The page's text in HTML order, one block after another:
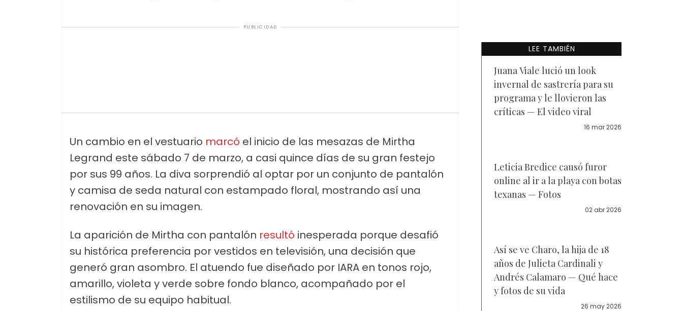
PUBLICIDAD
Un cambio en el vestuario marcó el inicio de las mesazas de Mirtha
Legrand este sábado 7 de marzo, a casi quince días de su gran festejo
por sus 99 años. La diva sorprendió al optar por un conjunto de pantalón
y camisa de seda natural con estampado floral, mostrando así una
renovación en su imagen.
La aparición de Mirtha con pantalón resultó inesperada porque desafió
su histórica preferencia por vestidos en televisión, una decisión que
generó gran asombro. El atuendo fue diseñado por IARA en tonos rojo,
amarillo, violeta y verde sobre fondo blanco, acompañado por el
estilismo de su equipo habitual.
LEE TAMBIÉN
Juana Viale lució un look
invernal de sastrería para su
programa y le llovieron las
críticas — El video viral
16 mar 2026
Leticia Bredice causó furor
online al ir a la playa con botas
texanas — Fotos
02 abr 2026
Así se ve Charo, la hija de 18
años de Julieta Cardinali y
Andrés Calamaro — Qué hace
y fotos de su vida
26 may 2026